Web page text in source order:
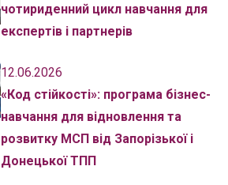
чотириденний цикл навчання для
експертів і партнерів
12.06.2026
«Код стійкості»: програма бізнес-
навчання для відновлення та
розвитку МСП від Запорізької і
Донецької ТПП